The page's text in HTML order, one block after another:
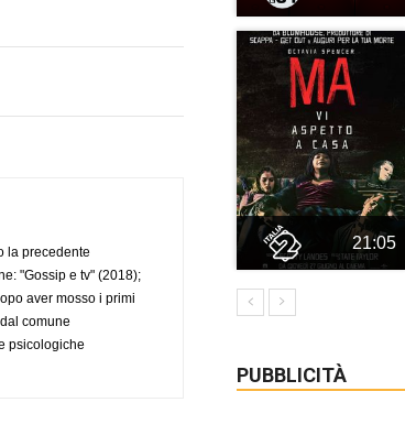
la precedente
"Gossip e tv" (2018);
aver mosso i primi
comune
psicologiche
21:05
PUBBLICITÀ